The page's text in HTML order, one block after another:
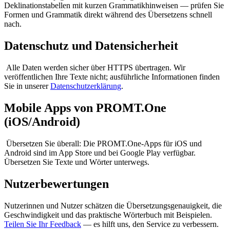
Deklinationstabellen mit kurzen Grammatikhinweisen — prüfen Sie
Formen und Grammatik direkt während des Übersetzens schnell
nach.
Datenschutz und Datensicherheit
Alle Daten werden sicher über HTTPS übertragen. Wir
veröffentlichen Ihre Texte nicht; ausführliche Informationen finden
Sie in unsererDatenschutzerklärung.
Mobile Apps von PROMT.One
(iOS/Android)
Übersetzen Sie überall: Die PROMT.One-Apps für iOS und
Android sind im App Store und bei Google Play verfügbar.
Übersetzen Sie Texte und Wörter unterwegs.
Nutzerbewertungen
Nutzerinnen und Nutzer schätzen die Übersetzungsgenauigkeit, die
Geschwindigkeit und das praktische Wörterbuch mit Beispielen.
Teilen Sie Ihr Feedback — es hilft uns, den Service zu verbessern.